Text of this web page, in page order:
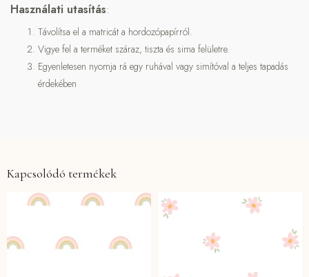
Használati utasítás:
Távolítsa el a matricát a hordozópapírról.
Vigye fel a terméket száraz, tiszta és sima felületre.
Egyenletesen nyomja rá egy ruhával vagy simítóval a teljes tapadás
érdekében
Kapcsolódó termékek